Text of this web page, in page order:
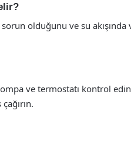
olduğunu ve su akışında
ve termostatı kontrol